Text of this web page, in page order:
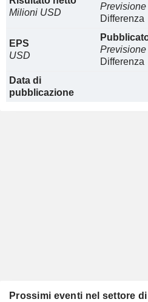
Milioni USD
Previsione
Differenza
EPS
USD
Previsione
Differenza
Data di
pubblicazione
Prossimi eventi nel settore